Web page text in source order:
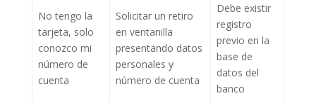
No tengo la
tarjeta, solo
conozco mi
número de
cuenta
Solicitar un retiro
en ventanilla
presentando datos
personales y
número de cuenta
Debe existir
registro
previo en la
base de
datos del
banco